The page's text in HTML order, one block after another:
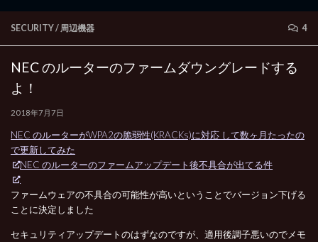
SECURITY/ 周辺機器 4
NEC のルーターのファームダウングレードする
よ！
2018年7月7日
NEC のルーターがWPA2の脆弱性(KRACKs)に対応 して数ヶ月たったの
で更新してみた
NEC のルーターのファームアップデート後不具合が出てる件
ファームウェアの不具合の可能性が高いということでバージョン下げる
ことに決定しました
セキュリティアップデートのはずなのですが、適用後調子悪いのでメモ